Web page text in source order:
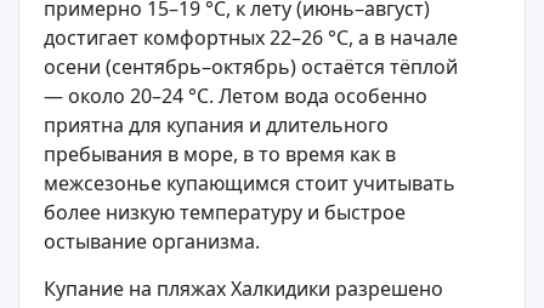
примерно 15–19 °C, к лету (июнь–август)
достигает комфортных 22–26 °C, а в начале
осени (сентябрь–октябрь) остаётся тёплой
— около 20–24 °C. Летом вода особенно
приятна для купания и длительного
пребывания в море, в то время как в
межсезонье купающимся стоит учитывать
более низкую температуру и быстрое
остывание организма.
Купание на пляжах Халкидики разрешено